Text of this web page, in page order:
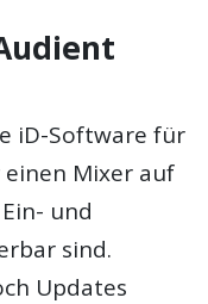
iD-Software für
einen Mixer auf
und
sind.
Updates